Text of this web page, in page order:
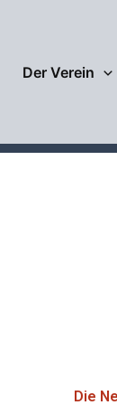
Der Verein
Die